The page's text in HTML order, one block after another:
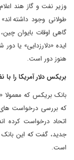
وزیر نفت و گاز هند
طولانی وجود داشته
گاهی اوقات بایوان
ایده «دلارزدایی» یا
هنوز دور است.
بریکس دلار آمریکا را
که بررسی درخواست
اتحاد درخواست کرده
است.